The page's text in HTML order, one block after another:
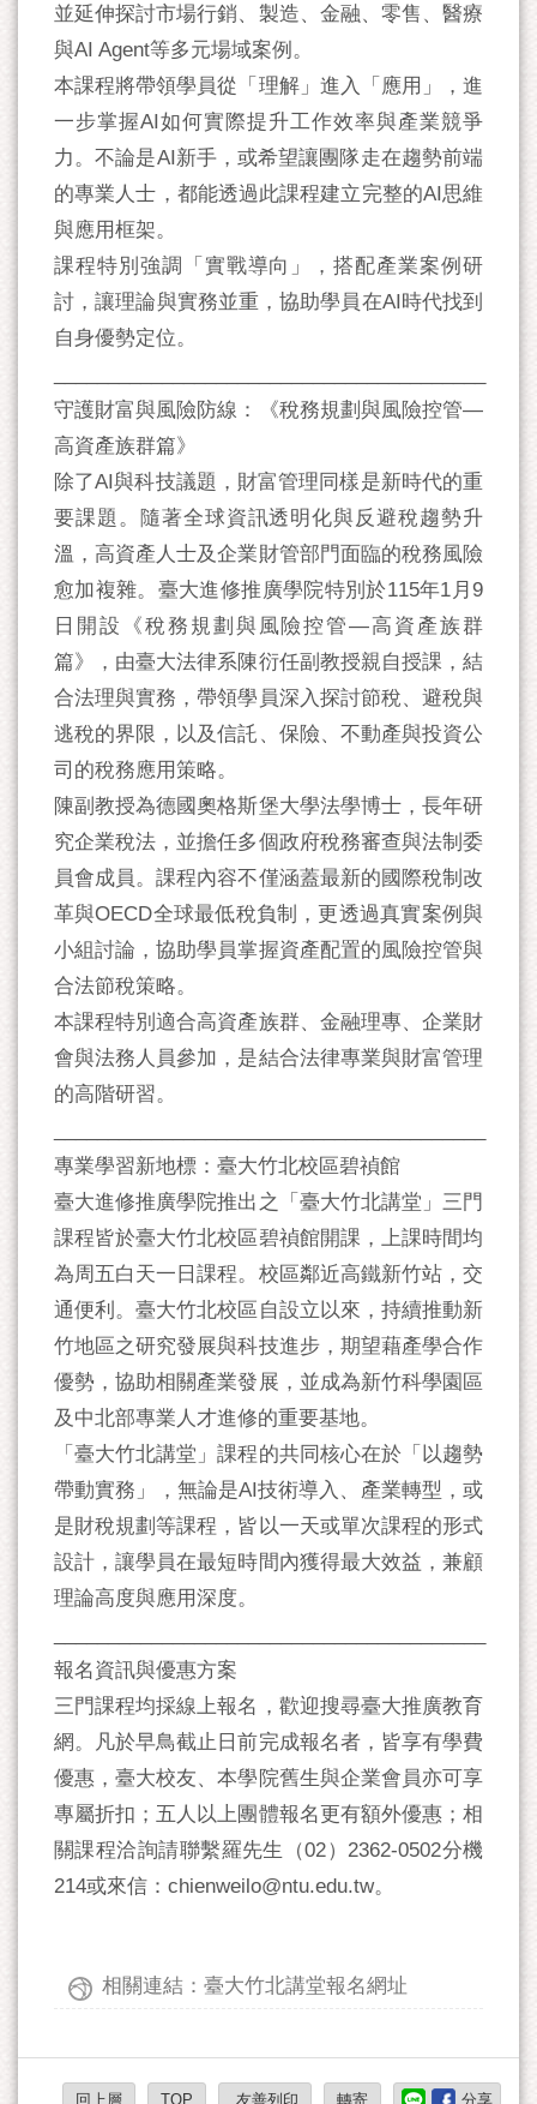
並延伸探討市場行銷、製造、金融、零售、醫療
與AI Agent等多元場域案例。
本課程將帶領學員從「理解」進入「應用」，進
一步掌握AI如何實際提升工作效率與產業競爭
力。不論是AI新手，或希望讓團隊走在趨勢前端
的專業人士，都能透過此課程建立完整的AI思維
與應用框架。
課程特別強調「實戰導向」，搭配產業案例研
討，讓理論與實務並重，協助學員在AI時代找到
自身優勢定位。
守護財富與風險防線：《稅務規劃與風險控管—
高資產族群篇》
除了AI與科技議題，財富管理同樣是新時代的重
要課題。隨著全球資訊透明化與反避稅趨勢升
溫，高資產人士及企業財管部門面臨的稅務風險
愈加複雜。臺大進修推廣學院特別於115年1月9
日開設《稅務規劃與風險控管—高資產族群
篇》，由臺大法律系陳衍任副教授親自授課，結
合法理與實務，帶領學員深入探討節稅、避稅與
逃稅的界限，以及信託、保險、不動產與投資公
司的稅務應用策略。
陳副教授為德國奧格斯堡大學法學博士，長年研
究企業稅法，並擔任多個政府稅務審查與法制委
員會成員。課程內容不僅涵蓋最新的國際稅制改
革與OECD全球最低稅負制，更透過真實案例與
小組討論，協助學員掌握資產配置的風險控管與
合法節稅策略。
本課程特別適合高資產族群、金融理專、企業財
會與法務人員參加，是結合法律專業與財富管理
的高階研習。
專業學習新地標：臺大竹北校區碧禎館
臺大進修推廣學院推出之「臺大竹北講堂」三門
課程皆於臺大竹北校區碧禎館開課，上課時間均
為周五白天一日課程。校區鄰近高鐵新竹站，交
通便利。臺大竹北校區自設立以來，持續推動新
竹地區之研究發展與科技進步，期望藉產學合作
優勢，協助相關產業發展，並成為新竹科學園區
及中北部專業人才進修的重要基地。
「臺大竹北講堂」課程的共同核心在於「以趨勢
帶動實務」，無論是AI技術導入、產業轉型，或
是財稅規劃等課程，皆以一天或單次課程的形式
設計，讓學員在最短時間內獲得最大效益，兼顧
理論高度與應用深度。
報名資訊與優惠方案
三門課程均採線上報名，歡迎搜尋臺大推廣教育
網。凡於早鳥截止日前完成報名者，皆享有學費
優惠，臺大校友、本學院舊生與企業會員亦可享
專屬折扣；五人以上團體報名更有額外優惠；相
關課程洽詢請聯繫羅先生（02）2362-0502分機
214或來信：chienweilo@ntu.edu.tw。
相關連結：臺大竹北講堂報名網址
回上層 TOP 友善列印 轉寄 分享